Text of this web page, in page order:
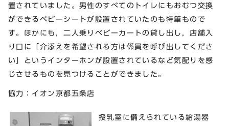
置されていました。男性のすべてのトイレにもおむつ交換
ができるベビーシートが設置されていたのも特筆もので
す。ほかにも，二人乗りベビーカートの貸し出し，店舗入
り口に「介添えを希望される方は係員を呼び出してくださ
い」というインターホンが設置されているなど気配りを感
じさせるものを見つけることができました。
協力：イオン京都五条店
授乳室に備えられている給湯器